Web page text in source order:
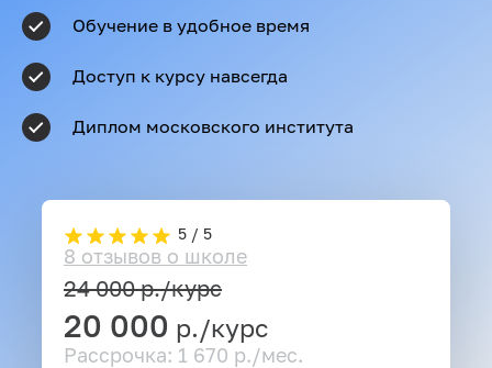
Обучение в удобное время
Доступ к курсу навсегда
Диплом московского института
5 / 5
8 отзывов о школе
24 000р./курс
20 000 р./курс
Рассрочка: 1 670 р./мес.